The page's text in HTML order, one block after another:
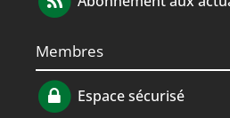
Membres
Espace sécurisé